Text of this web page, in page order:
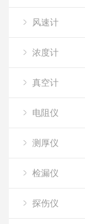
风速计
浓度计
真空计
电阻仪
测厚仪
检漏仪
探伤仪